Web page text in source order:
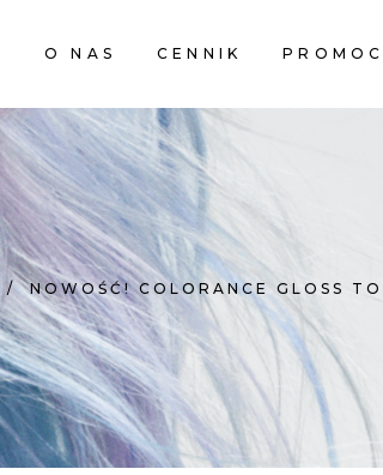
O NAS CENNIK
/NOWOŚĆ! COLORANCE GLOSS